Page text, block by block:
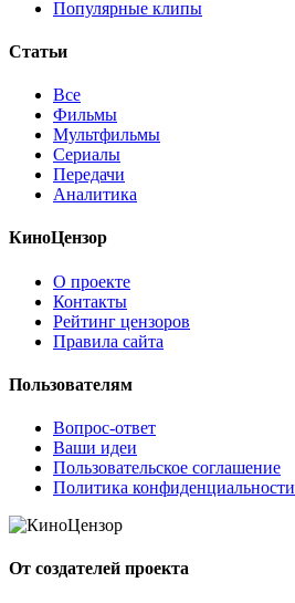
Популярные клипы
Статьи
Все
Фильмы
Мультфильмы
Сериалы
Передачи
Аналитика
КиноЦензор
О проекте
Контакты
Рейтинг цензоров
Правила сайта
Пользователям
Вопрос-ответ
Ваши идеи
Пользовательское соглашение
Политика конфиденциальности
От создателей проекта